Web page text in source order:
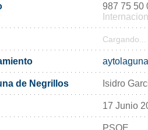
987 75 50
Cargando...
de Negrillos Isidro
17 Junio
PSOE